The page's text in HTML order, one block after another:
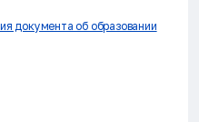
документа об образовании